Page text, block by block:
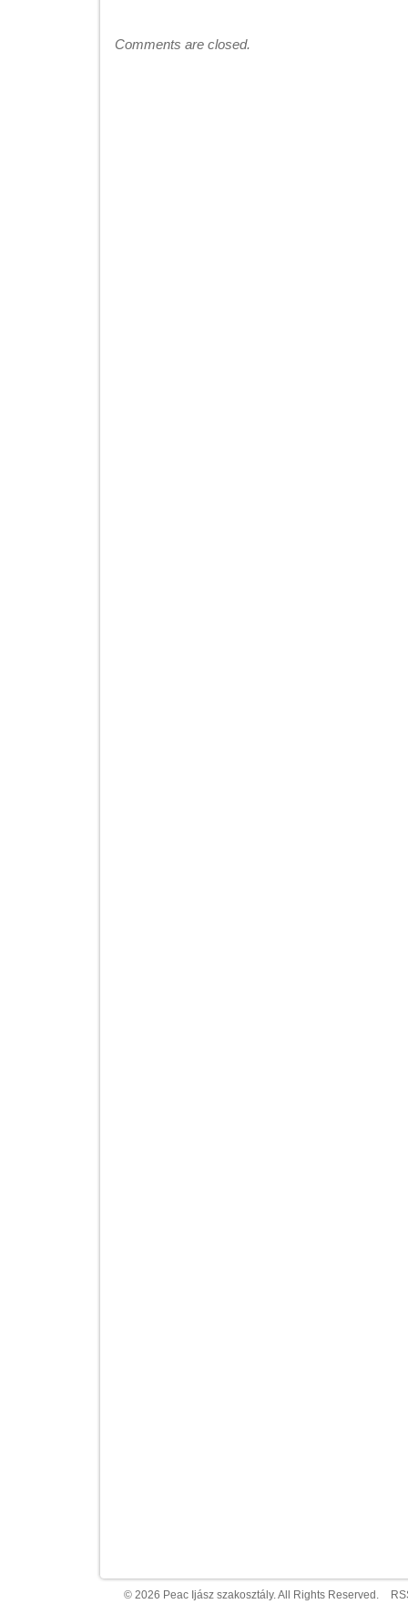
Comments are closed.
© 2026 Peac Ijász szakosztály. All Rights Reserved.